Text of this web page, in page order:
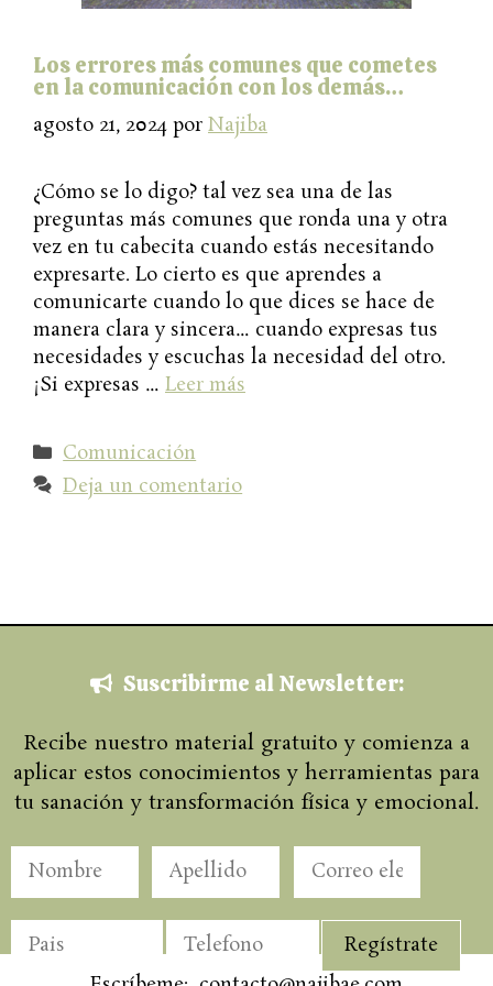
Los errores más comunes que cometes
en la comunicación con los demás…
agosto 21, 2024 por Najiba
¿Cómo se lo digo? tal vez sea una de las
preguntas más comunes que ronda una y otra
vez en tu cabecita cuando estás necesitando
expresarte. Lo cierto es que aprendes a
comunicarte cuando lo que dices se hace de
manera clara y sincera… cuando expresas tus
necesidades y escuchas la necesidad del otro.
¡Si expresas … Leer más
Categorías
Comunicación
Deja un comentario
Suscribirme al Newsletter:
Recibe nuestro material gratuito y comienza a
aplicar estos conocimientos y herramientas para
tu sanación y transformación física y emocional.